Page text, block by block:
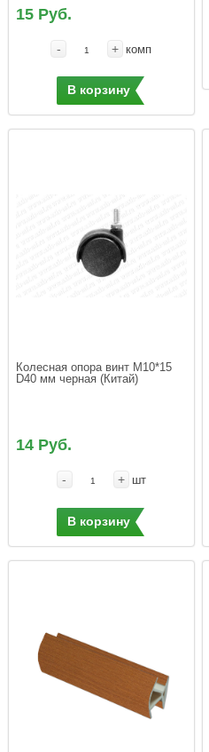
15 Руб.
- + комп
В корзину
Колесная опора винт М10*15
14 Руб.
- + шт
В корзину